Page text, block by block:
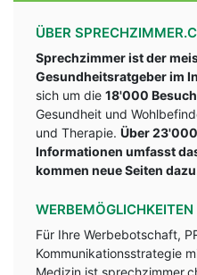
ÜBER
Sprechzimmer ist der
Gesundheitsratgeber im
sich um die 18'000
Gesundheit und
und Therapie. Über
Informationen umfasst
kommen neue Seiten
Für Ihre Werbebotschaft,
Kommunikationsstrategie
Medizin ist